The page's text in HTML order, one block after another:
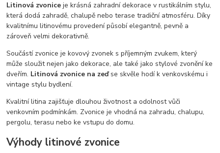
Litinová zvonice je krásná zahradní dekorace v rustikálním stylu,
která dodá zahradě, chalupě nebo terase tradiční atmosféru. Díky
kvalitnímu litinovému provedení působí elegantně, pevně a
zároveň velmi dekorativně.
Součástí zvonice je kovový zvonek s příjemným zvukem, který
může sloužit nejen jako dekorace, ale také jako stylové zvonění ke
dveřím. Litinová zvonice na zeďse skvěle hodí k venkovskému i
vintage stylu bydlení.
Kvalitní litina zajišťuje dlouhou životnost a odolnost vůči
venkovním podmínkám. Zvonice je vhodná na zahradu, chalupu,
pergolu, terasu nebo ke vstupu do domu.
Výhody litinové zvonice